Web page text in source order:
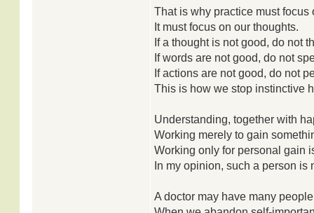
That is why practice must focus
It must focus on our thoughts.
If a thought is not good, do not
If words are not good, do not
If actions are not good, do not
This is how we stop instinctive
Understanding, together with
Working merely to gain
Working only for personal gain
In my opinion, such a person is
A doctor may have many